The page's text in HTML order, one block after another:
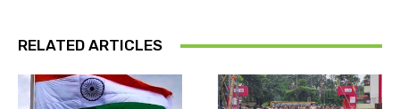
RELATED ARTICLES